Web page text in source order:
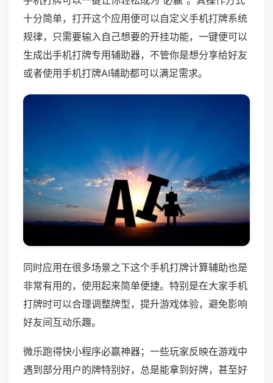
十分简单，打开这个应用便可以自定义手机打牌系统
规律，只需要输入自己想要的开挂功能，一键便可以
生成出手机打牌专用辅助器，不管你是想分享给好友
或者使用手机打牌AI辅助都可以满足需求。
同时应用在很多场景之下这个手机打牌计算辅助也是
非常有用的，使用起来简单便捷。特别是在大家手机
打牌时可以合理调整牌型，提升游戏体验，避免影响
好友间互动乐趣。
微乐跑得快小程序必赢神器；一些玩家反映在游戏中
遇到部分用户的牌特别好，总是能拿到好牌，甚至好